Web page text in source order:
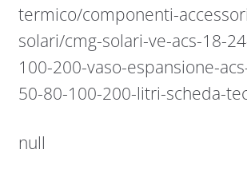
termico/componenti-
solari/cmg-solari-ve-acs-18-
100-200-vaso-espansione-
50-80-100-200-litri-scheda-
null